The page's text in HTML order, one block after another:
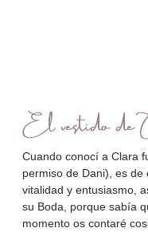
El vestido de
Cuando conocí a Clara
permiso de Dani), es
vitalidad y entusiasmo,
su Boda, porque sabía
momento os contaré